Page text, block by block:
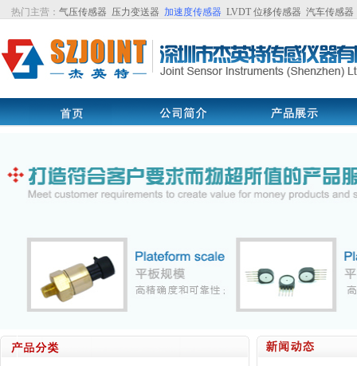
热门主营： 气压传感器 压力变送器 加速度传感器 LVDT 位移传感器 汽车传感器